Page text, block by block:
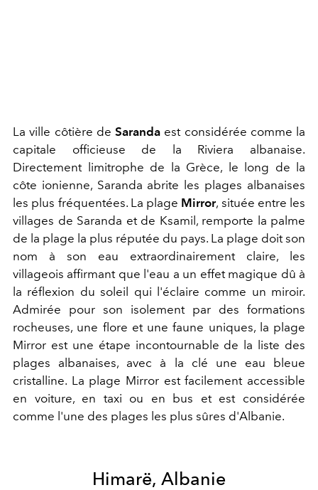
La ville côtière de Saranda est considérée comme la
capitale officieuse de la Riviera albanaise.
Directement limitrophe de la Grèce, le long de la
côte ionienne, Saranda abrite les plages albanaises
les plus fréquentées. La plage Mirror, située entre les
villages de Saranda et de Ksamil, remporte la palme
de la plage la plus réputée du pays. La plage doit son
nom à son eau extraordinairement claire, les
villageois affirmant que l'eau a un effet magique dû à
la réflexion du soleil qui l'éclaire comme un miroir.
Admirée pour son isolement par des formations
rocheuses, une flore et une faune uniques, la plage
Mirror est une étape incontournable de la liste des
plages albanaises, avec à la clé une eau bleue
cristalline. La plage Mirror est facilement accessible
en voiture, en taxi ou en bus et est considérée
comme l'une des plages les plus sûres d'Albanie.
Himarë, Albanie